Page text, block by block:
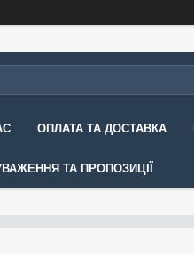
ОПЛАТА ТА ДОСТАВКА
ТА ПРОПОЗИЦІЇ